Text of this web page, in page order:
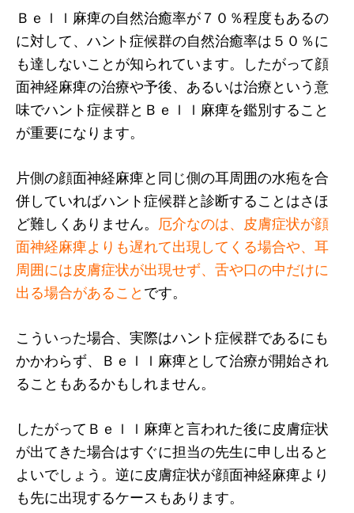
Ｂｅｌｌ麻痺の自然治癒率が７０％程度もあるの
に対して、ハント症候群の自然治癒率は５０％に
も達しないことが知られています。したがって顔
面神経麻痺の治療や予後、あるいは治療という意
味でハント症候群とＢｅｌｌ麻痺を鑑別すること
が重要になります。
片側の顔面神経麻痺と同じ側の耳周囲の水疱を合
併していればハント症候群と診断することはさほ
ど難しくありません。 厄介なのは、皮膚症状が顔
面神経麻痺よりも遅れて出現してくる場合や、耳
周囲には皮膚症状が出現せず、舌や口の中だけに
出る場合があること です。
こういった場合、実際はハント症候群であるにも
かかわらず、Ｂｅｌｌ麻痺として治療が開始され
ることもあるかもしれません。
したがってＢｅｌｌ麻痺と言われた後に皮膚症状
が出てきた場合はすぐに担当の先生に申し出ると
よいでしょう。逆に皮膚症状が顔面神経麻痺より
も先に出現するケースもあります。